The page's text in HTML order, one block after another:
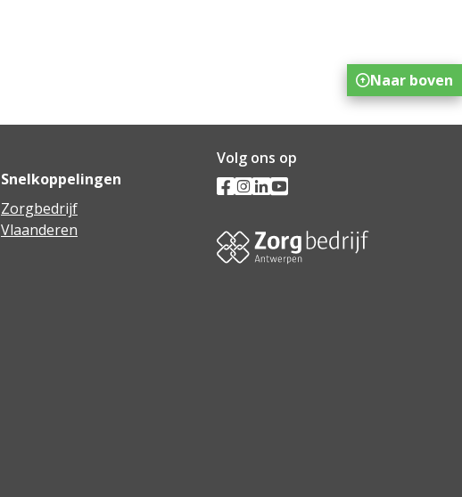
Snelkoppelingen
Zorgbedrijf
Vlaanderen
Volg ons op
Naar boven